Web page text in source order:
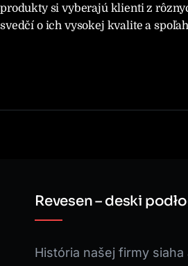
produkty si vyberajú klienti z
svedčí o ich vysokej kvalite a
Revesen – deski
História našej firmy siaha